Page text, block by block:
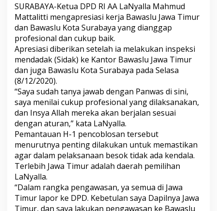
s
l
u
a
t
i
m
a
n
S
u
r
a
b
a
y
a
SURABAYA-Ketua DPD RI AA LaNyalla Mahmud
Mattalitti mengapresiasi kerja Bawaslu Jawa Timur
dan Bawaslu Kota Surabaya yang dianggap
profesional dan cukup baik.
Apresiasi diberikan setelah ia melakukan inspeksi
mendadak (Sidak) ke Kantor Bawaslu Jawa Timur
dan juga Bawaslu Kota Surabaya pada Selasa
(8/12/2020).
“Saya sudah tanya jawab dengan Panwas di sini,
saya menilai cukup profesional yang dilaksanakan,
dan Insya Allah mereka akan berjalan sesuai
dengan aturan,” kata LaNyalla.
Pemantauan H-1 pencoblosan tersebut
menurutnya penting dilakukan untuk memastikan
agar dalam pelaksanaan besok tidak ada kendala.
Terlebih Jawa Timur adalah daerah pemilihan
LaNyalla.
“Dalam rangka pengawasan, ya semua di Jawa
Timur lapor ke DPD. Kebetulan saya Dapilnya Jawa
Timur, dan saya lakukan pengawasan ke Bawaslu